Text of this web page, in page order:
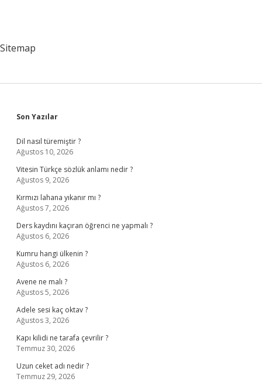
Sitemap
Sidebar
Son Yazılar
Dil nasıl türemiştir ?
Ağustos 10, 2026
Vitesin Türkçe sözlük anlamı nedir ?
Ağustos 9, 2026
Kırmızı lahana yıkanır mı ?
Ağustos 7, 2026
Ders kaydını kaçıran öğrenci ne yapmalı ?
Ağustos 6, 2026
Kumru hangi ülkenin ?
Ağustos 6, 2026
Avene ne malı ?
Ağustos 5, 2026
Adele sesi kaç oktav ?
Ağustos 3, 2026
Kapı kilidi ne tarafa çevrilir ?
Temmuz 30, 2026
Uzun ceket adı nedir ?
Temmuz 29, 2026